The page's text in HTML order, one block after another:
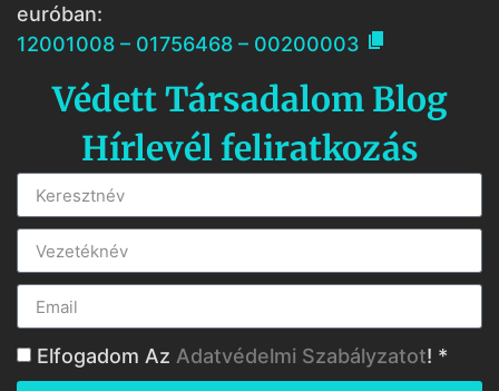
euróban:
12001008 – 01756468 – 00200003 
Védett Társadalom Blog
Hírlevél feliratkozás
Elfogadom Az Adatvédelmi Szabályzatot! *